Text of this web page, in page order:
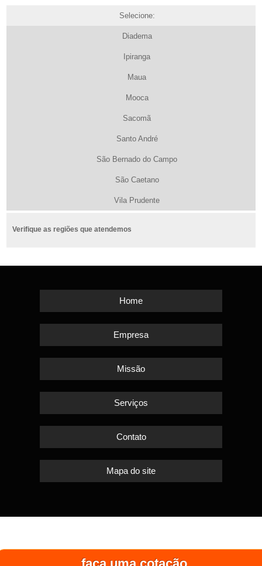
Selecione:
Diadema
Ipiranga
Maua
Mooca
Sacomã
Santo André
São Bernado do Campo
São Caetano
Vila Prudente
Verifique as regiões que atendemos
Home
Empresa
Missão
Serviços
Contato
Mapa do site